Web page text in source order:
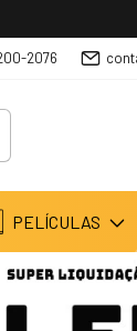
2076
PELÍCULAS